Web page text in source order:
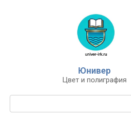
Юнивер
Цвет и полиграфия